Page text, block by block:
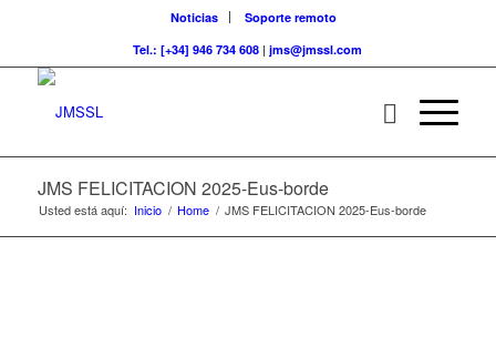
Noticias
Soporte remoto
Tel.: [+34] 946 734 608 |jms@jmssl.com
JMS FELICITACION 2025-Eus-borde
Usted está aquí: Inicio / Home / JMS FELICITACION 2025-Eus-borde